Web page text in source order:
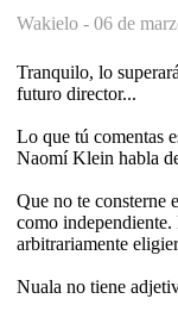
Wakielo - 06 de
Tranquilo, lo
futuro director...
Lo que tú comentas
Naomí Klein habla
Que no te consterne
como independiente.
arbitrariamente
Nuala no tiene